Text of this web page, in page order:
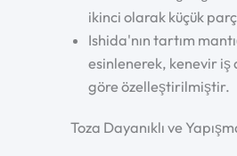
ikinci olarak küçük
Ishida'nın tartım
esinlenerek, kenevir iş
göre özelleştirilmiştir.
Toza Dayanıklı ve